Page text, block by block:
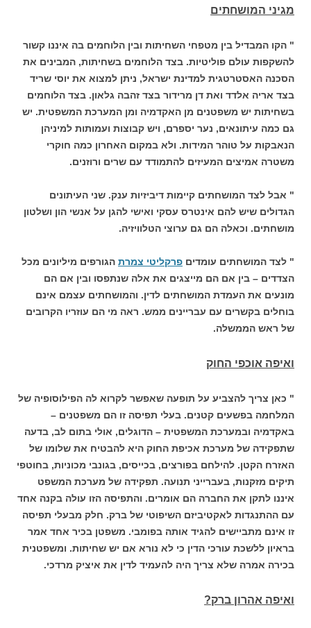
מגיני המושחתים
" הקו המבדיל בין מטפחי השחיתות ובין הלוחמים בה איננו קשור
להשקפות עולם פוליטיות. בצד הלוחמים בשחיתות, המבינים את
הסכנה האסטרטגית למדינת ישראל, ניתן למצוא את יוסי שריד
בצד אריה אלדד ואת דן מרידור בצד זהבה גלאון. בצד הלוחמים
בשחיתות יש משפטנים מן האקדמיה ומן המערכת המשפטית. יש
גם כמה עיתונאים, נער יספרם, ויש קבוצות ועמותות למיניהן
הנאבקות על טוהר המידות. ולא במקום האחרון כמה חוקרי
משטרה אמיצים המעיזים להתמודד עם שרים ורוזנים.
" אבל לצד המושחתים קיימות דיביזיות ענק. שני העיתונים
הגדולים שיש להם אינטרס עסקי ואישי להגן על אנשי הון ושלטון
מושחתים. וכאלה הם גם ערוצי הטלוויזיה.
" לצד המושחתים עומדים פרקליטי צמרת הגורפים מיליונים מכל
הצדדים – בין אם הם מייצגים את אלה שנתפסו ובין אם הם
מונעים את העמדת המושחתים לדין. והמושחתים עצמם אינם
בוחלים בקשרים עם עבריינים ממש. ראה מי הם עוזריו הקרובים
של ראש הממשלה.
ואיפה אוכפי החוק
" כאן צריך להצביע על תופעה שאפשר לקרוא לה הפילוסופיה של
המלחמה בפשעים קטנים. בעלי תפיסה זו הם משפטנים –
באקדמיה ובמערכת המשפטית – הדוגלים, אולי בתום לב, בדעה
שתפקידה של מערכת אכיפת החוק היא להבטיח את שלומו של
האזרח הקטן. להילחם בפורצים, בכייסים, בגונבי מכוניות, בחוטפי
תיקים מזקנות, בעברייני תנועה. תפקידה של מערכת המשפט
איננו לתקן את החברה הם אומרים. והתפיסה הזו עולה בקנה אחד
עם ההתנגדות לאקטיביזם השיפוטי של ברק. חלק מבעלי תפיסה
זו אינם מתביישים להגיד אותה בפומבי. משפטן בכיר אחד אמר
בראיון ללשכת עורכי הדין כי לא נורא אם יש שחיתות. ומשפטנית
בכירה אמרה שלא צריך היה להעמיד לדין את איציק מרדכי.
ואיפה אהרון ברק?